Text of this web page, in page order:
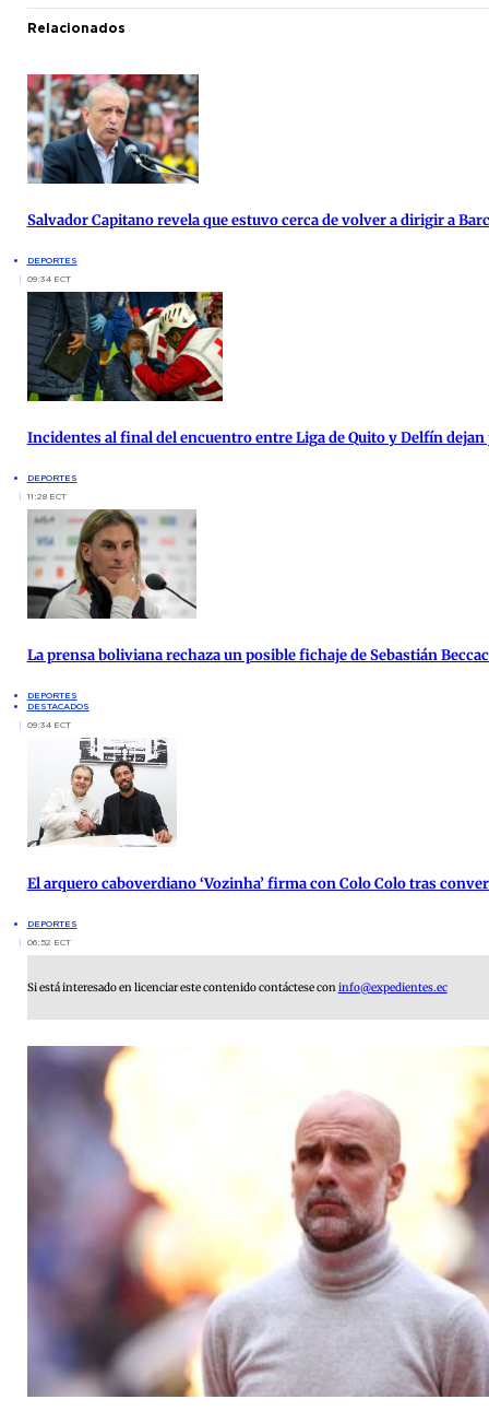
Relacionados
Salvador Capitano revela que estuvo cerca de volver a dirigir a
DEPORTES
09:34 ECT
Incidentes al final del encuentro entre Liga de Quito y Delfín
DEPORTES
11:28 ECT
La prensa boliviana rechaza un posible fichaje de Sebastián
DEPORTES
DESTACADOS
09:34 ECT
El arquero caboverdiano ‘Vozinha’ firma con Colo Colo tras
DEPORTES
06:52 ECT
Si está interesado en licenciar este contenido contáctese coninfo@expedientes.ec